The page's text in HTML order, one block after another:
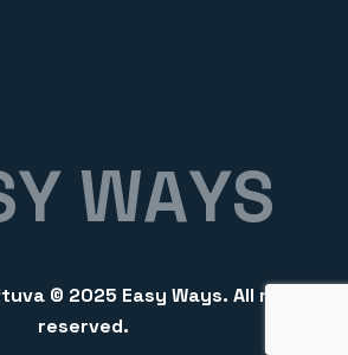
Y WAYS
© 2025 Easy Ways. All rights
reserved.